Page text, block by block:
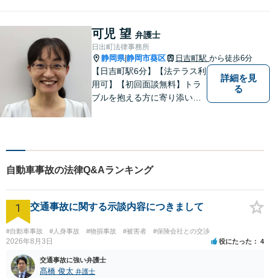
っくり聞かせていただきま
す。法律面・精神面の両方か
らサポートいたします。
可児 望 弁護士
日出町法律事務所
静岡県|静岡市葵区 日吉町駅 から徒歩6分
【日吉町駅6分】【法テラス利
用可】【初回面談無料】トラ
ブルを抱える方に寄り添い、
詳細を見
る
自動車事故の法律Q&Aランキング
1 交通事故に関する示談内容につきまして
#自動車事故 #人身事故 #物損事故 #被害者 #保険会社との交渉
2026年8月3日 役にたった 4
交通事故に強い弁護士
髙橋 俊太 弁護士